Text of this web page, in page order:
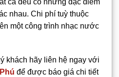
nhau. Chi phí tuỳ thuộc
một công trình nhạc nước
khách hãy liên hệ ngay với
để được báo giá chi tiết